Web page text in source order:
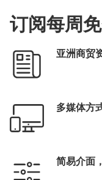
订阅每周
亚洲商贸
多媒体方
简易介面